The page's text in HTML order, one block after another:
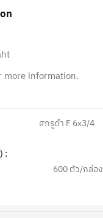
more information.
สกรูดำ F 6x3/4
:
600 ตัว/กล่อ